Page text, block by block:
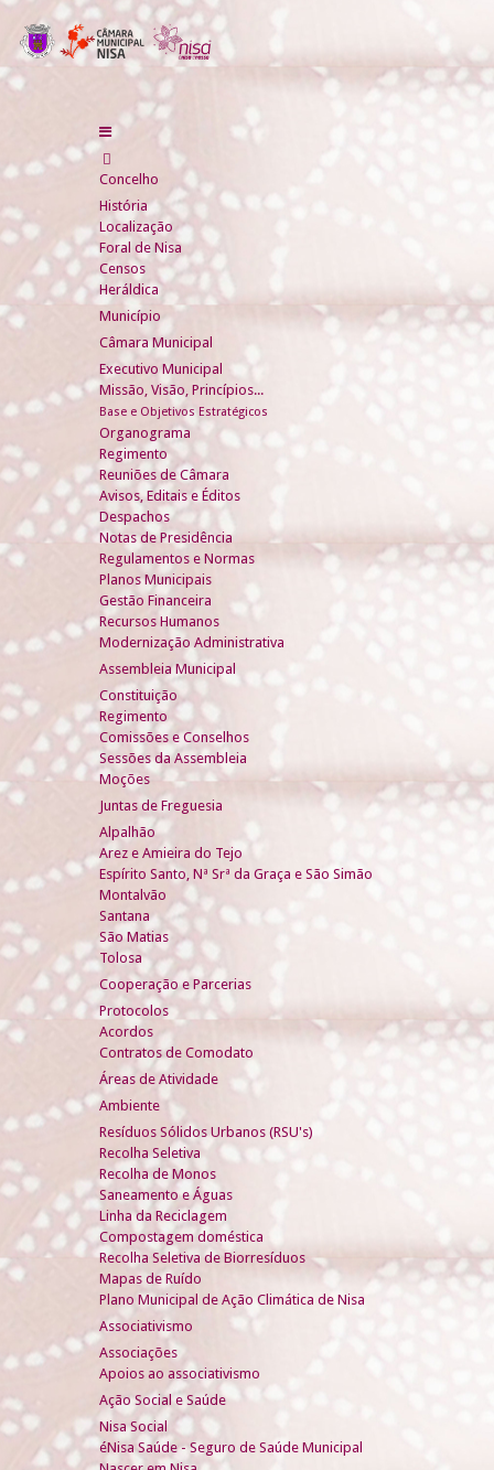
Concelho
História
Localização
Foral de Nisa
Censos
Heráldica
Município
Câmara Municipal
Executivo Municipal
Missão, Visão, Princípios...
Base e Objetivos Estratégicos
Organograma
Regimento
Reuniões de Câmara
Avisos, Editais e Éditos
Despachos
Notas de Presidência
Regulamentos e Normas
Planos Municipais
Gestão Financeira
Recursos Humanos
Modernização Administrativa
Assembleia Municipal
Constituição
Regimento
Comissões e Conselhos
Sessões da Assembleia
Moções
Juntas de Freguesia
Alpalhão
Arez e Amieira do Tejo
Espírito Santo, Nª Srª da Graça e São Simão
Montalvão
Santana
São Matias
Tolosa
Cooperação e Parcerias
Protocolos
Acordos
Contratos de Comodato
Áreas de Atividade
Ambiente
Resíduos Sólidos Urbanos (RSU's)
Recolha Seletiva
Recolha de Monos
Saneamento e Águas
Linha da Reciclagem
Compostagem doméstica
Recolha Seletiva de Biorresíduos
Mapas de Ruído
Plano Municipal de Ação Climática de Nisa
Associativismo
Associações
Apoios ao associativismo
Ação Social e Saúde
Nisa Social
éNisa Saúde - Seguro de Saúde Municipal